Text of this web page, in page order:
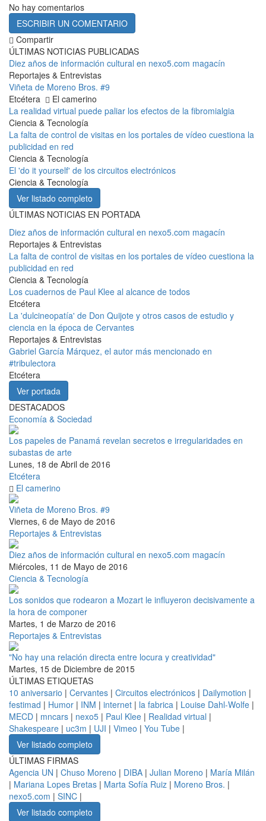
No hay comentarios
ESCRIBIR UN COMENTARIO
Compartir
ÚLTIMAS NOTICIAS PUBLICADAS
Diez años de información cultural en nexo5.com magacín
Reportajes & Entrevistas
Viñeta de Moreno Bros. #9
Etcétera
El camerino
La realidad virtual puede paliar los efectos de la fibromialgia
Ciencia & Tecnología
La falta de control de visitas en los portales de vídeo cuestiona la
publicidad en red
Ciencia & Tecnología
El 'do it yourself' de los circuitos electrónicos
Ciencia & Tecnología
Ver listado completo
ÚLTIMAS NOTICIAS EN PORTADA
Diez años de información cultural en nexo5.com magacín
Reportajes & Entrevistas
La falta de control de visitas en los portales de vídeo cuestiona la
publicidad en red
Ciencia & Tecnología
Los cuadernos de Paul Klee al alcance de todos
Etcétera
La 'dulcineopatía' de Don Quijote y otros casos de estudio y
ciencia en la época de Cervantes
Reportajes & Entrevistas
Gabriel García Márquez, el autor más mencionado en
#tribulectora
Etcétera
Ver portada
DESTACADOS
Economía & Sociedad
Los papeles de Panamá revelan secretos e irregularidades en
subastas de arte
Lunes, 18 de Abril de 2016
Etcétera
El camerino
Viñeta de Moreno Bros. #9
Viernes, 6 de Mayo de 2016
Reportajes & Entrevistas
Diez años de información cultural en nexo5.com magacín
Miércoles, 11 de Mayo de 2016
Ciencia & Tecnología
Los sonidos que rodearon a Mozart le influyeron decisivamente a
la hora de componer
Martes, 1 de Marzo de 2016
Reportajes & Entrevistas
"No hay una relación directa entre locura y creatividad"
Martes, 15 de Diciembre de 2015
ÚLTIMAS ETIQUETAS
10 aniversario | Cervantes | Circuitos electrónicos | Dailymotion |
festimad | Humor | INM | internet | la fabrica | Louise Dahl-Wolfe |
MECD | mncars | nexo5 | Paul Klee | Realidad virtual |
Shakespeare | uc3m | UJI | Vimeo | You Tube |
Ver listado completo
ÚLTIMAS FIRMAS
Agencia UN | Chuso Moreno | DIBA | Julian Moreno | María Milán
| Mariana Lopes Bretas | Marta Sofía Ruiz | Moreno Bros. |
nexo5.com | SINC |
Ver listado completo